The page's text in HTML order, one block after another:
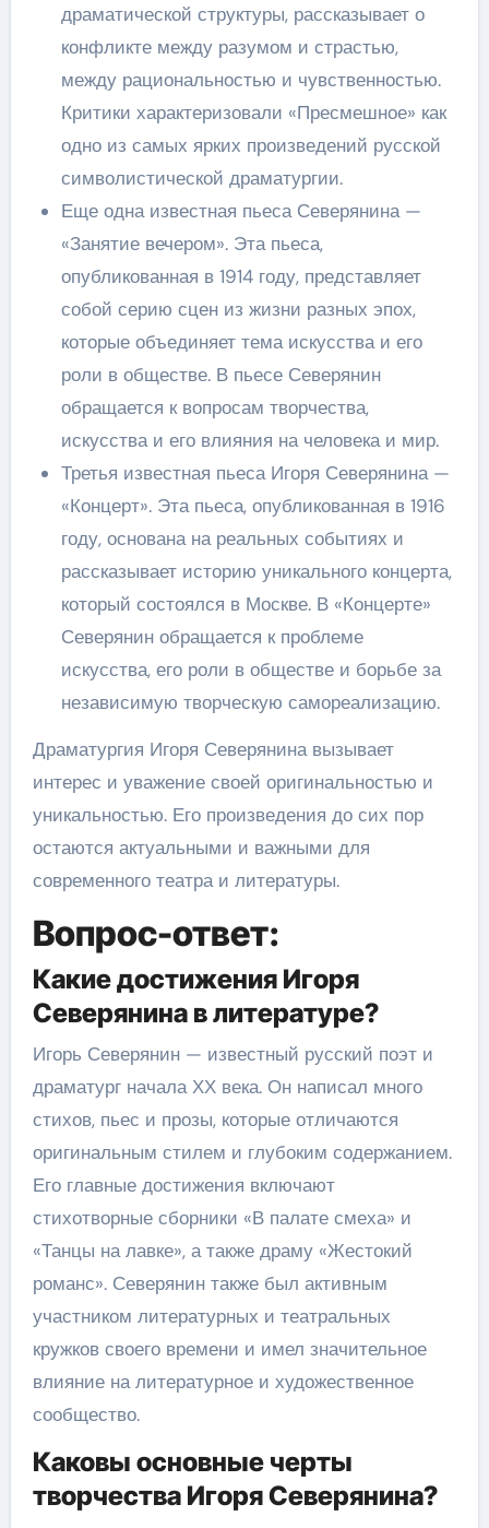
драматической структуры, рассказывает о
конфликте между разумом и страстью,
между рациональностью и чувственностью.
Критики характеризовали «Пресмешное» как
одно из самых ярких произведений русской
символистической драматургии.
Еще одна известная пьеса Северянина —
«Занятие вечером». Эта пьеса,
опубликованная в 1914 году, представляет
собой серию сцен из жизни разных эпох,
которые объединяет тема искусства и его
роли в обществе. В пьесе Северянин
обращается к вопросам творчества,
искусства и его влияния на человека и мир.
Третья известная пьеса Игоря Северянина —
«Концерт». Эта пьеса, опубликованная в 1916
году, основана на реальных событиях и
рассказывает историю уникального концерта,
который состоялся в Москве. В «Концерте»
Северянин обращается к проблеме
искусства, его роли в обществе и борьбе за
независимую творческую самореализацию.
Драматургия Игоря Северянина вызывает
интерес и уважение своей оригинальностью и
уникальностью. Его произведения до сих пор
остаются актуальными и важными для
современного театра и литературы.
Вопрос-ответ:
Какие достижения Игоря
Северянина в литературе?
Игорь Северянин — известный русский поэт и
драматург начала ХХ века. Он написал много
стихов, пьес и прозы, которые отличаются
оригинальным стилем и глубоким содержанием.
Его главные достижения включают
стихотворные сборники «В палате смеха» и
«Танцы на лавке», а также драму «Жестокий
романс». Северянин также был активным
участником литературных и театральных
кружков своего времени и имел значительное
влияние на литературное и художественное
сообщество.
Каковы основные черты
творчества Игоря Северянина?